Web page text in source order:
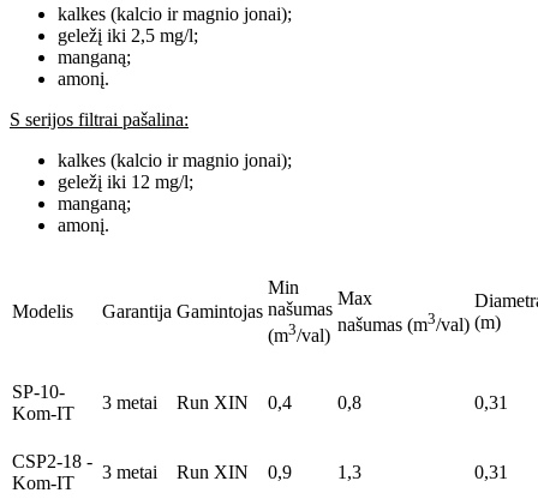
kalkes (kalcio ir magnio jonai);
geležį iki 2,5 mg/l;
manganą;
amonį.
S serijos filtrai pašalina:
kalkes (kalcio ir magnio jonai);
geležį iki 12 mg/l;
manganą;
amonį.
Modelis Garantija Gamintojas
Min
našumas
(m3/val)
Max
našumas (m3/val) (m)
SP-10-
Kom-IT
3 metai Run XIN 0,4 0,8 0,31
CSP2-18 -
Kom-IT
3 metai Run XIN 0,9 1,3 0,31